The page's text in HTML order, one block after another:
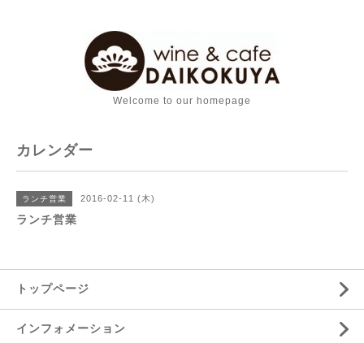
Welcome to our homepage
カレンダー
ランチ営業 2016-02-11 (木)
ランチ営業
トップページ
インフォメーション